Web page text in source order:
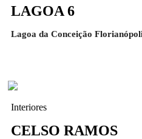
LAGOA 6
Lagoa da Conceição
Interiores
CELSO RAMOS